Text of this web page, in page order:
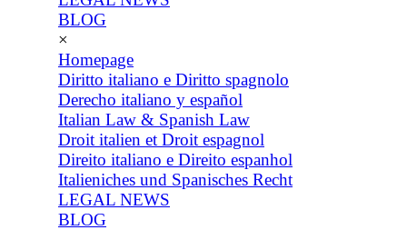
BLOG
×
Homepage
Diritto italiano e Diritto spagnolo
Derecho italiano y español
Italian Law & Spanish Law
Droit italien et Droit espagnol
Direito italiano e Direito espanhol
Italieniches und Spanisches Recht
LEGAL NEWS
BLOG